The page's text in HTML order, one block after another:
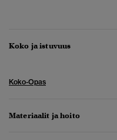
Koko ja istuvuus
Koko-Opas
Materiaalit ja hoito